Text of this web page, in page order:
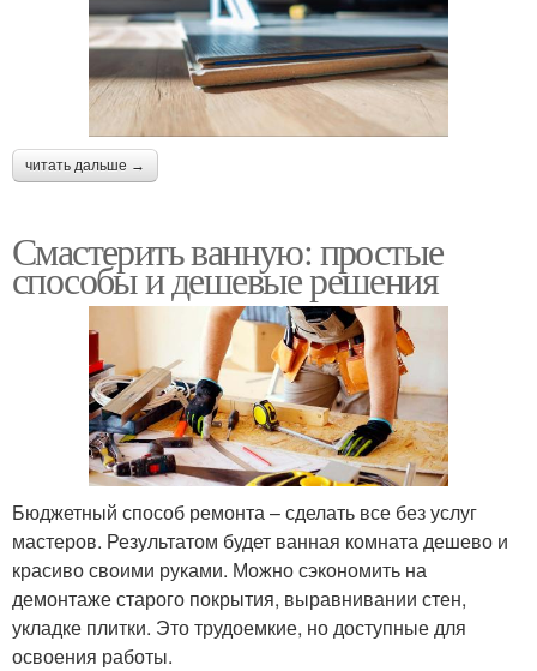
читать дальше →
Смастерить ванную: простые
способы и дешевые решения
Бюджетный способ ремонта – сделать все без услуг
мастеров. Результатом будет ванная комната дешево и
красиво своими руками. Можно сэкономить на
демонтаже старого покрытия, выравнивании стен,
укладке плитки. Это трудоемкие, но доступные для
освоения работы.